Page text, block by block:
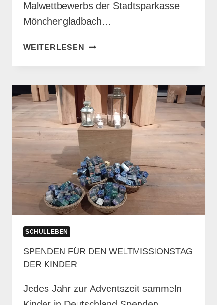
Malwettbewerbs der Stadtsparkasse
Mönchengladbach…
WEITERLESEN
MALWETTBEWERB
STADTSPARKASSE
SCHULLEBEN
SPENDEN FÜR DEN WELTMISSIONSTAG
DER KINDER
Jedes Jahr zur Adventszeit sammeln